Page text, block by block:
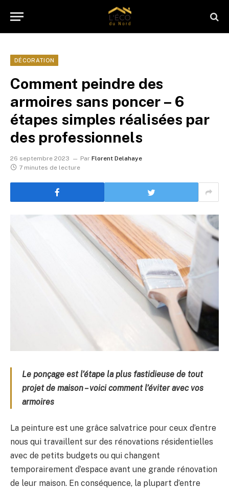
DÉCORATION
Comment peindre des
armoires sans poncer – 6
étapes simples réalisées par
des professionnels
26 septembre 2023 Par Florent Delahaye
7 minutes de lecture
Le ponçage est l’étape la plus fastidieuse de tout
projet de maison – voici comment l’éviter avec vos
armoires
La peinture est une grâce salvatrice pour ceux d’entre
nous qui travaillent sur des rénovations résidentielles
avec de petits budgets ou qui changent
temporairement d’espace avant une grande rénovation
de leur maison. En conséquence, la plupart d’entre